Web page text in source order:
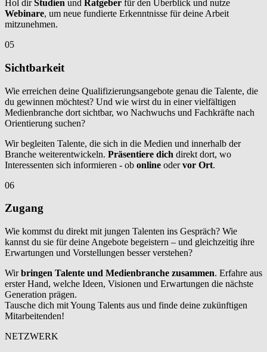
Hol dirStudien und Ratgeber für den Überblick und nutze
Webinare, um neue fundierte Erkenntnisse für deine Arbeit
mitzunehmen.
05
Sichtbarkeit
Wie erreichen deine Qualifizierungsangebote genau die Talente, die
du gewinnen möchtest? Und wie wirst du in einer vielfältigen
Medienbranche dort sichtbar, wo Nachwuchs und Fachkräfte nach
Orientierung suchen?
Wir begleiten Talente, die sich in die Medien und innerhalb der
Branche weiterentwickeln. Präsentiere dich direkt dort, wo
Interessenten sich informieren - ob online odervor Ort.
06
Zugang
Wie kommst du direkt mit jungen Talenten ins Gespräch? Wie
kannst du sie für deine Angebote begeistern – und gleichzeitig ihre
Erwartungen und Vorstellungen besser verstehen?
Wirbringen Talente und Medienbranche zusammen. Erfahre aus
erster Hand, welche Ideen, Visionen und Erwartungen die nächste
Generation prägen.
Tausche dich mit Young Talents aus und finde deine zukünftigen
Mitarbeitenden!
NETZWERK